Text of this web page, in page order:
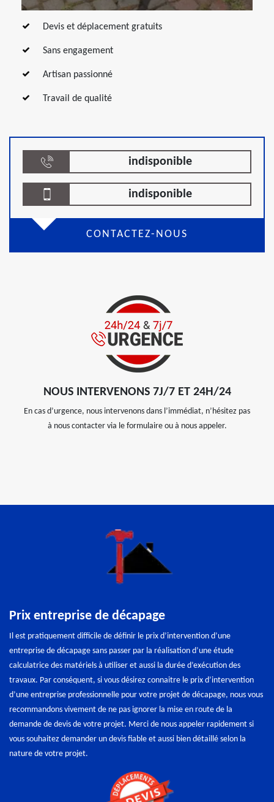
Devis et déplacement gratuits
Sans engagement
Artisan passionné
Travail de qualité
indisponible
indisponible
CONTACTEZ-NOUS
NOUS INTERVENONS 7J/7 ET 24H/24
En cas d’urgence, nous intervenons dans l’immédiat, n’hésitez pas
à nous contacter via le formulaire ou à nous appeler.
Prix entreprise de décapage
Il est pratiquement difficile de définir le prix d’intervention d’une
entreprise de décapage sans passer par la réalisation d’une étude
calculatrice des matériels à utiliser et aussi la durée d’exécution des
travaux. Par conséquent, si vous désirez connaitre le prix d’intervention
d’une entreprise professionnelle pour votre projet de décapage, nous vous
recommandons vivement de ne pas ignorer la mise en route de la
demande de devis de votre projet. Merci de nous appeler rapidement si
vous souhaitez demander un devis fiable et aussi bien détaillé selon la
nature de votre projet.